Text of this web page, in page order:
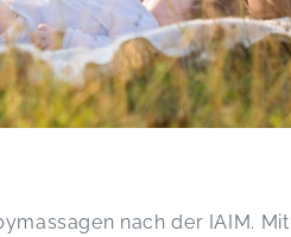
nach der IAIM.